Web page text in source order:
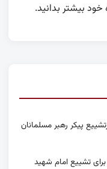
پیکر رهبر مسلمانان
تشییع امام شهید
خود بیشتر بدانید.